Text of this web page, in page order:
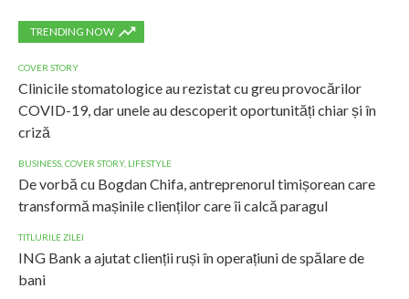
TRENDING NOW
COVER STORY
Clinicile stomatologice au rezistat cu greu provocărilor
COVID-19, dar unele au descoperit oportunități chiar și în
criză
BUSINESS COVER STORY, LIFESTYLE
De vorbă cu Bogdan Chifa, antreprenorul timișorean care
transformă mașinile clienților care îi calcă paragul
TITLURILE ZILEI
ING Bank a ajutat clienții ruși în operațiuni de spălare de
bani